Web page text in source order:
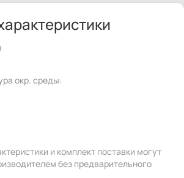
окр. среды:
и комплект поставки могут
без предварительного